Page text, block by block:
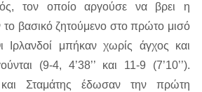
τον οποίο αργούσε να βρει η
το βασικό ζητούμενο στο πρώτο μισό
Ιρλανδοί μπήκαν χωρίς άγχος και
(9-4, 4’38’’ και 11-9 (7’10’’).
Σταμάτης έδωσαν την πρώτη